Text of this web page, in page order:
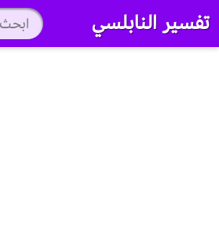
تفسير النابلسي